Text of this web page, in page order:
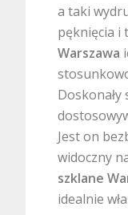
a taki
pęknięcia i
Warszawa
Doskonały
Jest on
widoczny
szklane
idealnie